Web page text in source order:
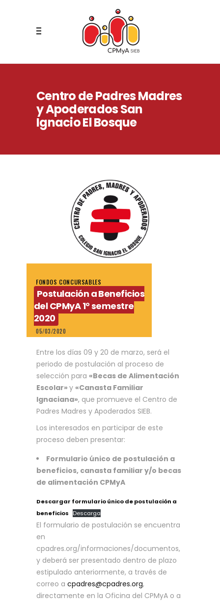
Centro de Padres Madres
y Apoderados San
Ignacio El Bosque
FONDOS CONCURSABLES
Postulación a Beneficios
del CPMyA 1° semestre
2020
05/03/2020
Entre los días 09 y 20 de marzo, será el
periodo de postulación al proceso de
selección para «Becas de Alimentación
Escolar» y «Canasta Familiar
Ignaciana», que promueve el Centro de
Padres Madres y Apoderados SIEB.
Los interesados en participar de este
proceso deben presentar:
Formulario único de postulación a
beneficios, canasta familiar y/o becas
de alimentación CPMyA
Descargar formulario único de postulación a
beneficios
Descarga
El formulario de postulación se encuentra
en
cpadres.org/informaciones/documentos,
y deberá ser presentado dentro de plazo
estipulado anteriormente, a través de
correo a cpadres@cpadres.org,
directamente en la Oficina del CPMyA o a